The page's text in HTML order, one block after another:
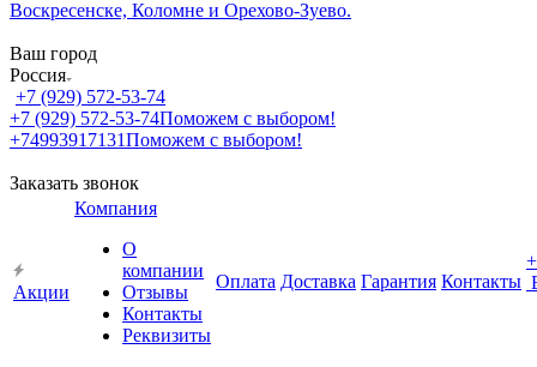
Ваш город
Россия
+7 (929) 572-53-74
+7 (929) 572-53-74Поможем с выбором!
+74993917131Поможем с выбором!
Заказать звонок
Акции
Компания
О
компании
Отзывы
Контакты
Реквизиты
Оплата Доставка Гарантия Контакты
+